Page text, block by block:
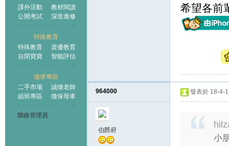
課外活動
教材閱讀
公開考試
深造進修
特殊教育
特殊教育
資優教育
自閉寶寶
智能評估
徵求專區
二手市場
誠徵老師
組班專區
徵保母車
聯絡管理員
希望各前
964000
伯爵府
發表於 18-4-
小